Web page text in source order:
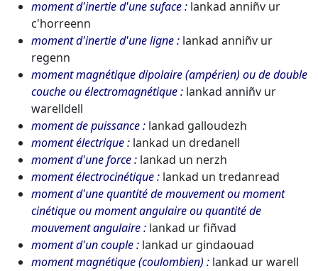
moment d'inertie d'une suface lankad anniñv ur
c'horreenn
moment d'inertie d'une ligne lankad anniñv ur
regenn
moment magnétique dipolaire (ampérien) ou de double
couche ou électromagnétique lankad anniñv ur
warelldell
moment de puissance lankad galloudezh
moment électrique lankad un dredanell
moment d'une force lankad un nerzh
moment électrocinétique lankad un tredanread
moment d'une quantité de mouvement ou moment
cinétique ou moment angulaire ou quantité de
mouvement angulaire lankad ur fiñvad
moment d'un couple lankad ur gindaouad
moment magnétique (coulombien)
lankad ur warell